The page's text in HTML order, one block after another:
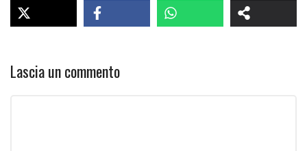
Lascia un commento